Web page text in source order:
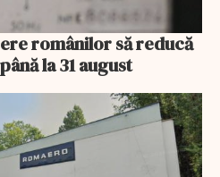
românilor să reducă
la 31 august